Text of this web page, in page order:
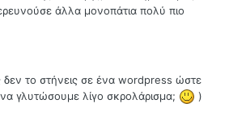
άλλα μονοπάτια πολύ πιο
δεν το στήνεις σε ένα wordpress ώστε
γλυτώσουμε λίγο σκρολάρισμα;
)